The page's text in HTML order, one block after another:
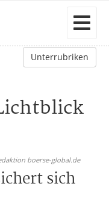
Unterrubriken
boerse-global.de
sich